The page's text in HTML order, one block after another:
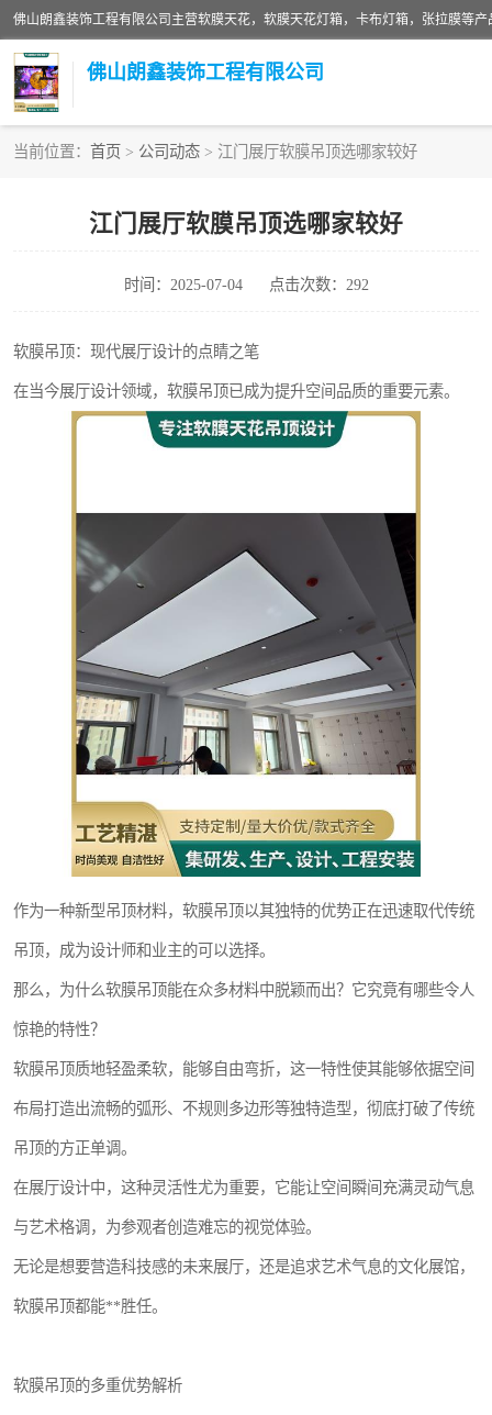
佛山朗鑫装饰工程有限公司
当前位置： 首页 > 公司动态 > 江门展厅软膜吊顶选哪家较好
江门展厅软膜吊顶选哪家较好
时间：2025-07-04 点击次数：292
软膜吊顶：现代展厅设计的点睛之笔
在当今展厅设计领域，软膜吊顶已成为提升空间品质的重要元素。
作为一种新型吊顶材料，软膜吊顶以其独特的优势正在迅速取代传统
吊顶，成为设计师和业主的可以选择。
那么，为什么软膜吊顶能在众多材料中脱颖而出？它究竟有哪些令人
惊艳的特性？
软膜吊顶质地轻盈柔软，能够自由弯折，这一特性使其能够依据空间
布局打造出流畅的弧形、不规则多边形等独特造型，彻底打破了传统
吊顶的方正单调。
在展厅设计中，这种灵活性尤为重要，它能让空间瞬间充满灵动气息
与艺术格调，为参观者创造难忘的视觉体验。
无论是想要营造科技感的未来展厅，还是追求艺术气息的文化展馆，
软膜吊顶都能**胜任。
软膜吊顶的多重优势解析